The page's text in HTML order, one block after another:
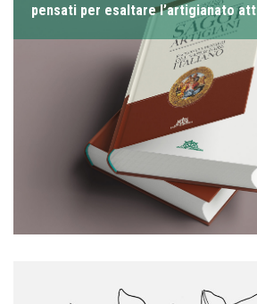
pensati per esaltare l’artigianato